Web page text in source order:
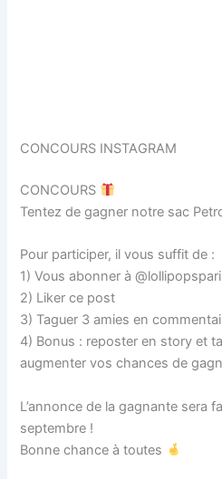
CONCOURS INSTAGRAM
CONCOURS
Tentez de gagner notre sac
Pour participer, il vous suffit de :
1) Vous abonner à
2) Liker ce post
3) Taguer 3 amies en
4) Bonus : reposter en story et
augmenter vos chances de
L’annonce de la gagnante sera
septembre !
Bonne chance à toutes